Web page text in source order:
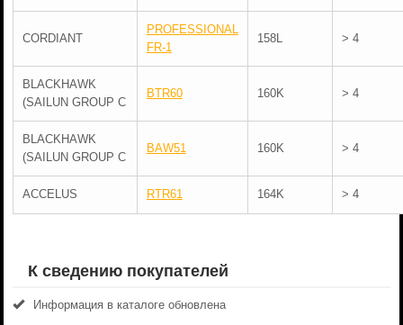
CORDIANT
PROFESSIONAL
FR-1
158L > 4
BLACKHAWK
(SAILUN GROUP C
BTR60 160K > 4
BLACKHAWK
(SAILUN GROUP C
BAW51 160K > 4
ACCELUS RTR61 164K > 4
К сведению покупателей
Информация в каталоге обновлена